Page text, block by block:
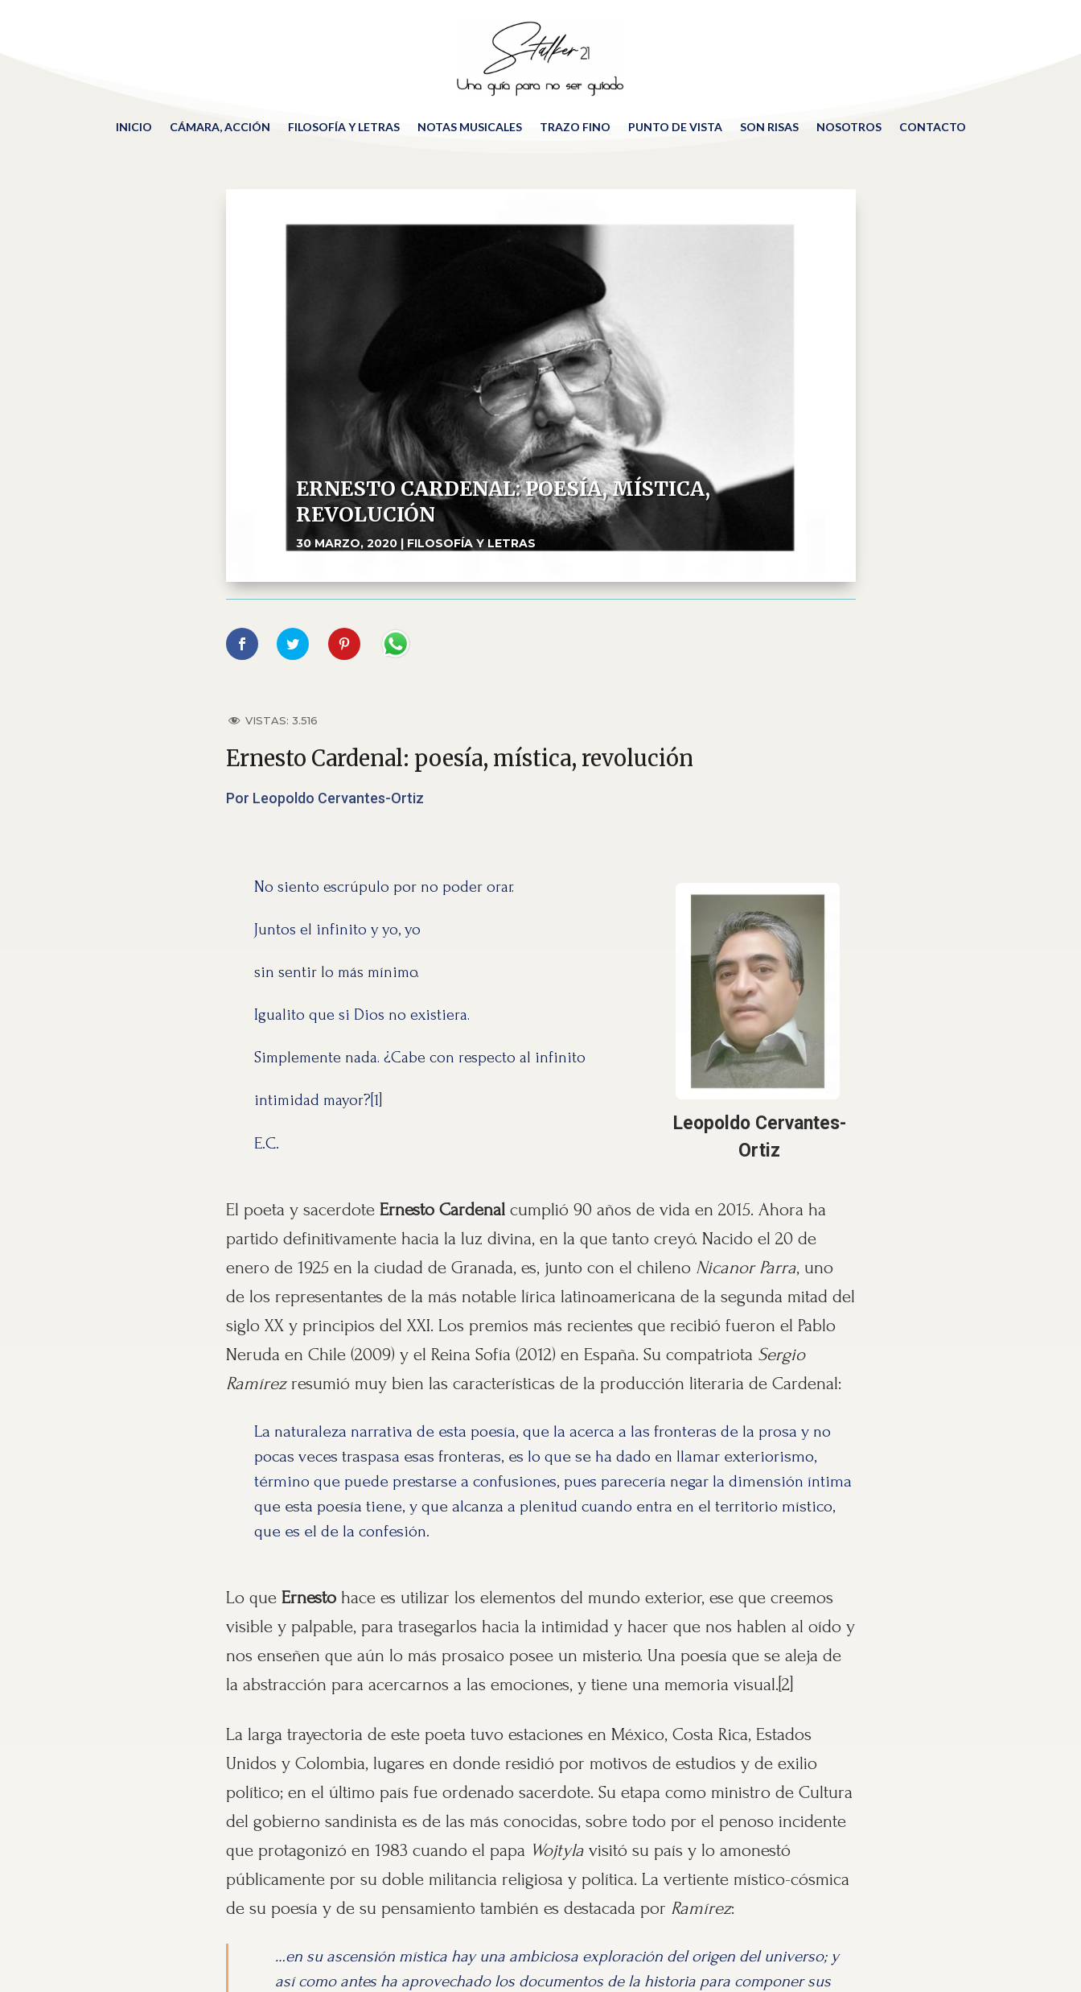
INICIO CÁMARA, ACCIÓN FILOSOFÍA Y LETRAS NOTAS MUSICALES TRAZO FINO PUNTO DE VISTA SON RISAS NOSOTROS CONTACTO
ERNESTO CARDENAL: POESÍA, MÍSTICA,
REVOLUCIÓN
30 MARZO, 2020 | FILOSOFÍA Y LETRAS
VISTAS: 3.516
Ernesto Cardenal: poesía, mística, revolución
Por Leopoldo Cervantes-Ortiz
Leopoldo Cervantes-
Ortiz
No siento escrúpulo por no poder orar.
Juntos el infinito y yo, yo
sin sentir lo más mínimo.
Igualito que si Dios no existiera.
Simplemente nada. ¿Cabe con respecto al infinito
intimidad mayor?[1]
E.C.
El poeta y sacerdote Ernesto Cardenalcumplió 90 años de vida en 2015. Ahora ha
partido definitivamente hacia la luz divina, en la que tanto creyó. Nacido el 20 de
enero de 1925 en la ciudad de Granada, es, junto con el chileno Nicanor Parra, uno
de los representantes de la más notable lírica latinoamericana de la segunda mitad del
siglo XX y principios del XXI. Los premios más recientes que recibió fueron el Pablo
Neruda en Chile (2009) y el Reina Sofía (2012) en España. Su compatriota Sergio
Ramírez resumió muy bien las características de la producción literaria de Cardenal:
La naturaleza narrativa de esta poesía, que la acerca a las fronteras de la prosa y no
pocas veces traspasa esas fronteras, es lo que se ha dado en llamar exteriorismo,
término que puede prestarse a confusiones, pues parecería negar la dimensión íntima
que esta poesía tiene, y que alcanza a plenitud cuando entra en el territorio místico,
que es el de la confesión.
Lo que Ernestohace es utilizar los elementos del mundo exterior, ese que creemos
visible y palpable, para trasegarlos hacia la intimidad y hacer que nos hablen al oído y
nos enseñen que aún lo más prosaico posee un misterio. Una poesía que se aleja de
la abstracción para acercarnos a las emociones, y tiene una memoria visual.[2]
La larga trayectoria de este poeta tuvo estaciones en México, Costa Rica, Estados
Unidos y Colombia, lugares en donde residió por motivos de estudios y de exilio
político; en el último país fue ordenado sacerdote. Su etapa como ministro de Cultura
del gobierno sandinista es de las más conocidas, sobre todo por el penoso incidente
que protagonizó en 1983 cuando el papa Wojtylavisitó su país y lo amonestó
públicamente por su doble militancia religiosa y política. La vertiente místico-cósmica
de su poesía y de su pensamiento también es destacada por Ramírez:
…en su ascensión mística hay una ambiciosa exploración del origen del universo; y
así como antes ha aprovechado los documentos de la historia para componer sus